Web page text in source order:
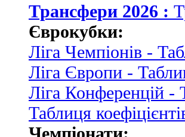
Трансфери 2026 :
Єврокубки:
Ліга Чемпіонів -
Ліга Європи -
Ліга Конференцій -
Таблиця
Чемпіонати: